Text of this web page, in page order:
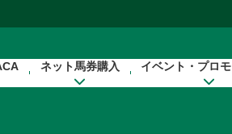
ネット馬券購入 イベント・プロ